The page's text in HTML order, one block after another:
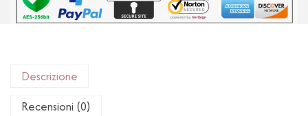
Descrizione
Recensioni (0)